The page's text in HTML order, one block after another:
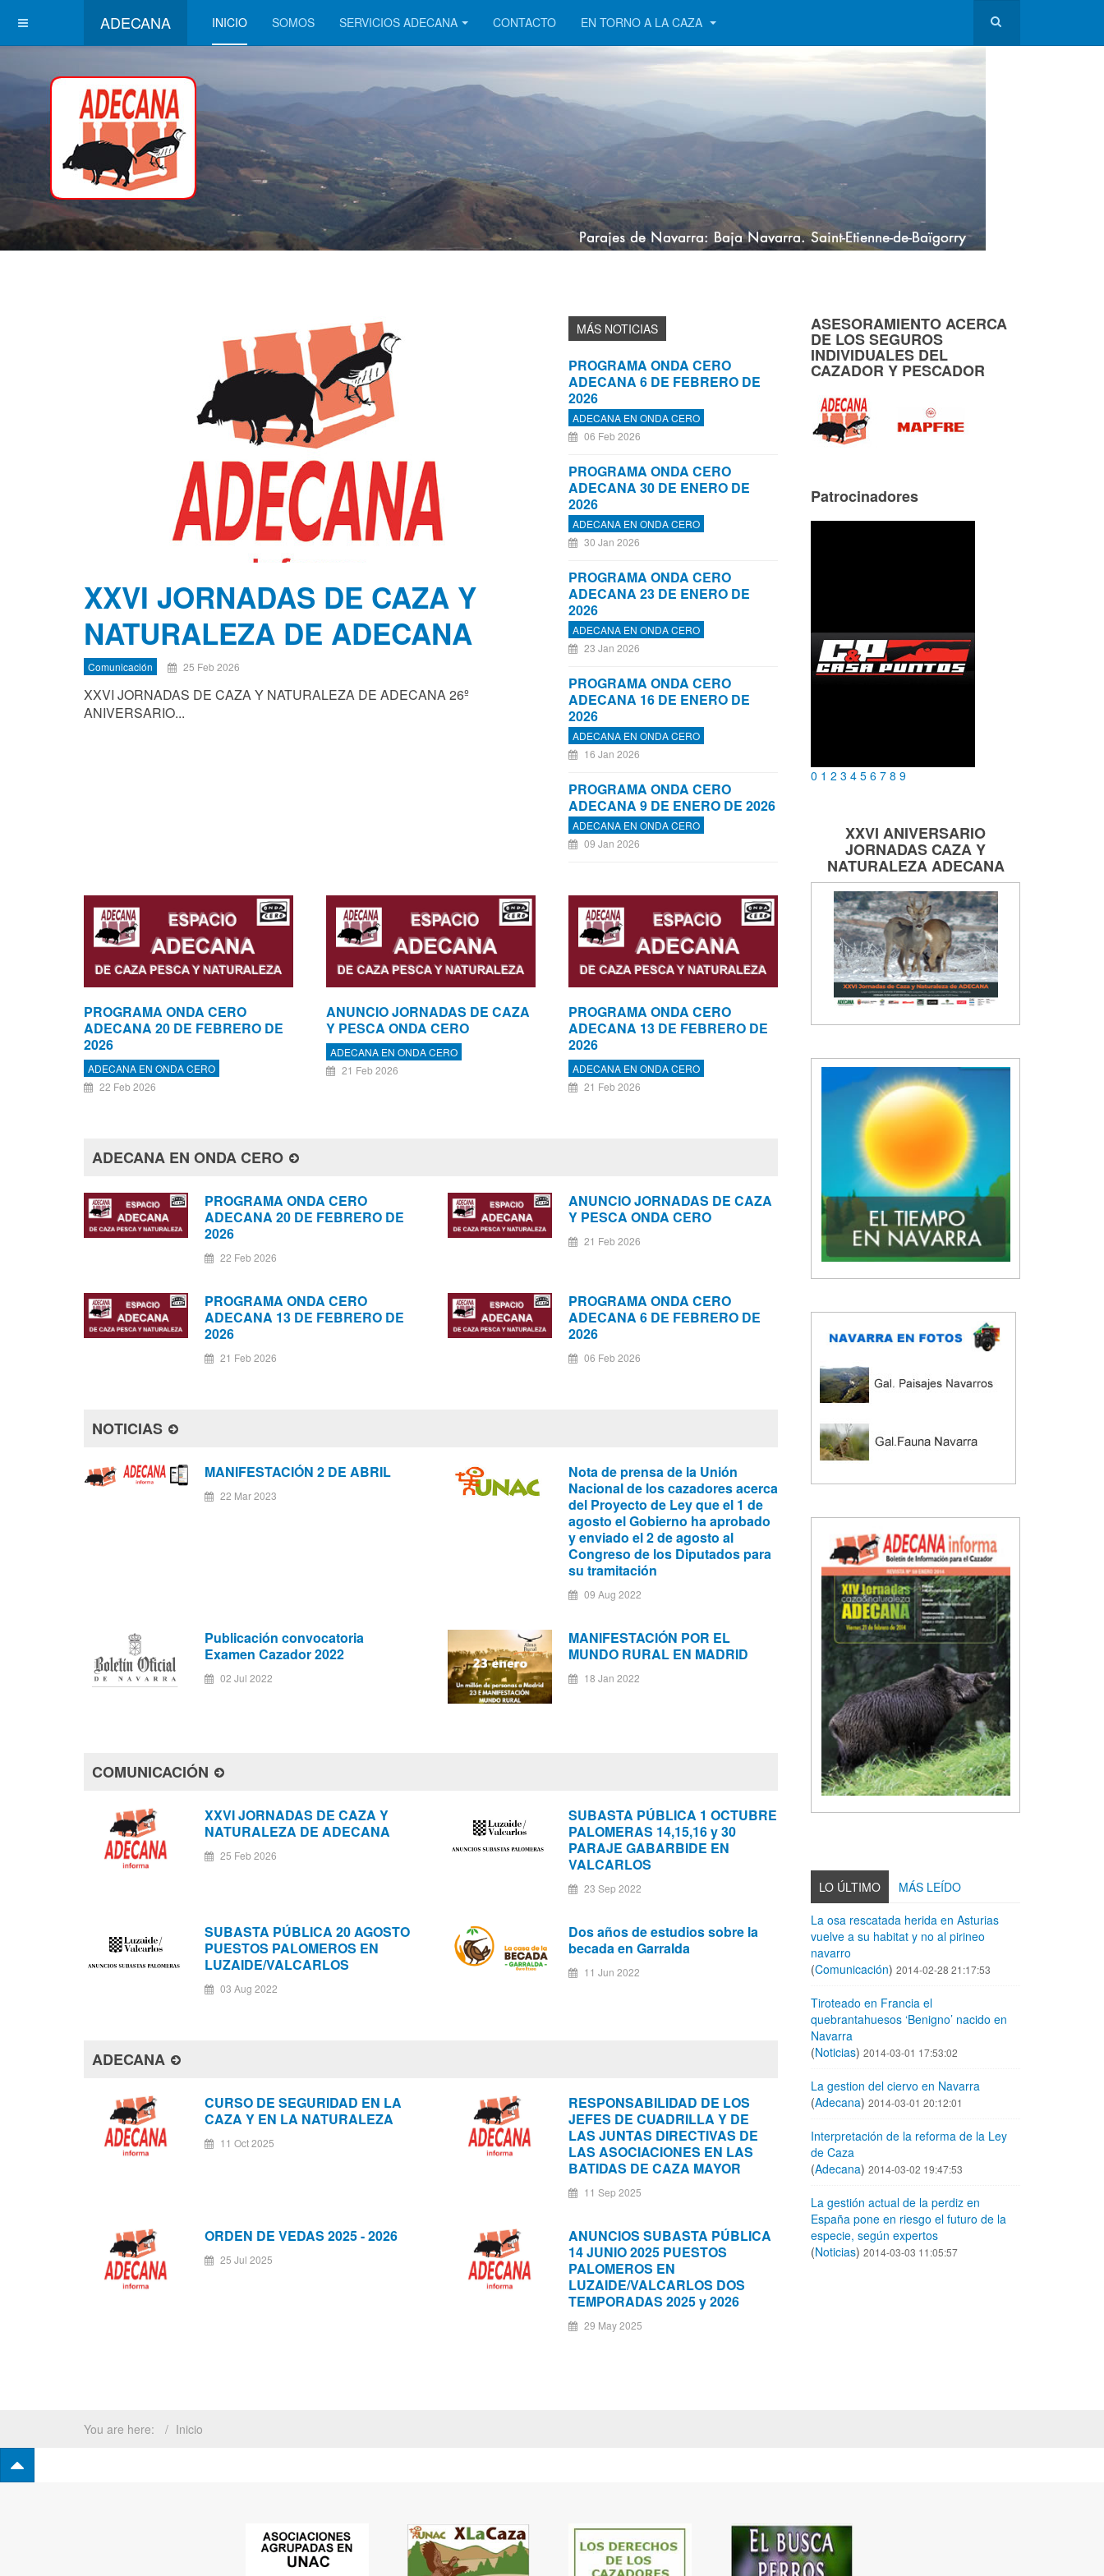
ADECANA INICIO SOMOS SERVICIOS ADECANA CONTACTO EN TORNO A LA CAZA
XXVI JORNADAS DE CAZA Y
NATURALEZA DE ADECANA
Comunicación 25 Feb 2026
XXVI JORNADAS DE CAZA Y NATURALEZA DE ADECANA 26º
ANIVERSARIO...
PROGRAMA ONDA CERO
ADECANA 6 DE FEBRERO DE
2026
ADECANA EN ONDA CERO
06 Feb 2026
PROGRAMA ONDA CERO
ADECANA 30 DE ENERO DE
2026
ADECANA EN ONDA CERO
30 Jan 2026
PROGRAMA ONDA CERO
ADECANA 23 DE ENERO DE
2026
ADECANA EN ONDA CERO
23 Jan 2026
PROGRAMA ONDA CERO
ADECANA 16 DE ENERO DE
2026
ADECANA EN ONDA CERO
16 Jan 2026
PROGRAMA ONDA CERO
ADECANA 9 DE ENERO DE 2026
ADECANA EN ONDA CERO
09 Jan 2026
PROGRAMA ONDA CERO
ADECANA 20 DE FEBRERO DE
2026
ADECANA EN ONDA CERO
22 Feb 2026
ANUNCIO JORNADAS DE CAZA
Y PESCA ONDA CERO
ADECANA EN ONDA CERO
21 Feb 2026
PROGRAMA ONDA CERO
ADECANA 13 DE FEBRERO DE
2026
ADECANA EN ONDA CERO
21 Feb 2026
ADECANA EN ONDA CERO
PROGRAMA ONDA CERO
ADECANA 20 DE FEBRERO DE
2026
22 Feb 2026
ANUNCIO JORNADAS DE CAZA
Y PESCA ONDA CERO
21 Feb 2026
PROGRAMA ONDA CERO
ADECANA 13 DE FEBRERO DE
2026
21 Feb 2026
PROGRAMA ONDA CERO
ADECANA 6 DE FEBRERO DE
2026
06 Feb 2026
NOTICIAS
MANIFESTACIÓN 2 DE ABRIL
22 Mar 2023
Nota de prensa de la Unión
Nacional de los cazadores acerca
del Proyecto de Ley que el 1 de
agosto el Gobierno ha aprobado
y enviado el 2 de agosto al
Congreso de los Diputados para
su tramitación
09 Aug 2022
Publicación convocatoria
Examen Cazador 2022
02 Jul 2022
MANIFESTACIÓN POR EL
MUNDO RURAL EN MADRID
18 Jan 2022
COMUNICACIÓN
XXVI JORNADAS DE CAZA Y
NATURALEZA DE ADECANA
25 Feb 2026
SUBASTA PÚBLICA 1 OCTUBRE
PALOMERAS 14,15,16 y 30
PARAJE GABARBIDE EN
VALCARLOS
23 Sep 2022
SUBASTA PÚBLICA 20 AGOSTO
PUESTOS PALOMEROS EN
LUZAIDE/VALCARLOS
03 Aug 2022
Dos años de estudios sobre la
becada en Garralda
11 Jun 2022
ADECANA
CURSO DE SEGURIDAD EN LA
CAZA Y EN LA NATURALEZA
11 Oct 2025
RESPONSABILIDAD DE LOS
JEFES DE CUADRILLA Y DE
LAS JUNTAS DIRECTIVAS DE
LAS ASOCIACIONES EN LAS
BATIDAS DE CAZA MAYOR
11 Sep 2025
ORDEN DE VEDAS 2025 - 2026
25 Jul 2025
ANUNCIOS SUBASTA PÚBLICA
14 JUNIO 2025 PUESTOS
PALOMEROS EN
LUZAIDE/VALCARLOS DOS
TEMPORADAS 2025 y 2026
29 May 2025
ASESORAMIENTO ACERCA
DE LOS SEGUROS
INDIVIDUALES DEL
CAZADOR Y PESCADOR
Patrocinadores
0 1 2 3 4 5 6 7 8 9
XXVI ANIVERSARIO
JORNADASCAZA Y
NATURALEZAADECANA
LO ÚLTIMO
MÁS LEÍDO
La osa rescatada herida en Asturias
vuelve a su habitat y no al pirineo
navarro
(Comunicación) 2014-02-28 21:17:53
Tiroteado en Francia el
quebrantahuesos ‘Benigno’ nacido en
Navarra
(Noticias) 2014-03-01 17:53:02
La gestion del ciervo en Navarra
(Adecana) 2014-03-01 20:12:01
Interpretación de la reforma de la Ley
de Caza
(Adecana) 2014-03-02 19:47:53
La gestión actual de la perdiz en
España pone en riesgo el futuro de la
especie, según expertos
(Noticias) 2014-03-03 11:05:57
You are here: Inicio